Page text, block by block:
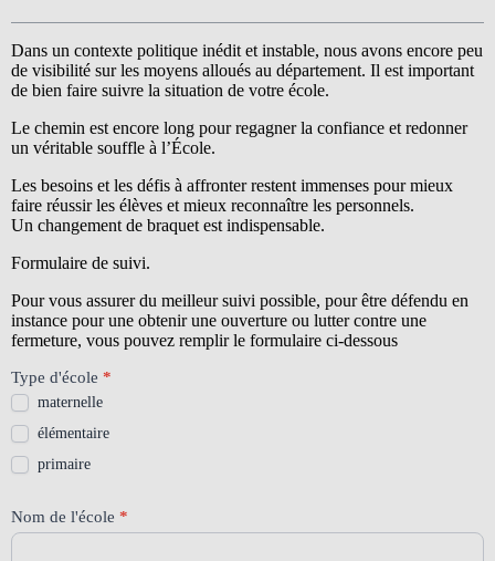
Dans un contexte politique inédit et instable, nous avons encore peu
de visibilité sur les moyens alloués au département. Il est important
de bien faire suivre la situation de votre école.
Le chemin est encore long pour regagner la confiance et redonner
un véritable souffle à l’École.
Les besoins et les défis à affronter restent immenses pour mieux
faire réussir les élèves et mieux reconnaître les personnels.
Un changement de braquet est indispensable.
Formulaire de suivi.
Pour vous assurer du meilleur suivi possible, pour être défendu en
instance pour une obtenir une ouverture ou lutter contre une
fermeture, vous pouvez remplir le formulaire ci-dessous
74
Carte
scolaire
2026
Type d'école *
maternelle
élémentaire
primaire
Nom de l'école *